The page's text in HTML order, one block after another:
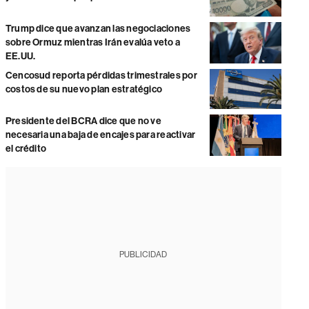
Trump dice que avanzan las negociaciones
sobre Ormuz mientras Irán evalúa veto a
EE.UU.
Cencosud reporta pérdidas trimestrales por
costos de su nuevo plan estratégico
Presidente del BCRA dice que no ve
necesaria una baja de encajes para reactivar
el crédito
PUBLICIDAD